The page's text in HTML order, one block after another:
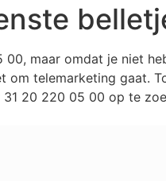
maar omdat je niet
om telemarketing gaat.
20 220 05 00 op te